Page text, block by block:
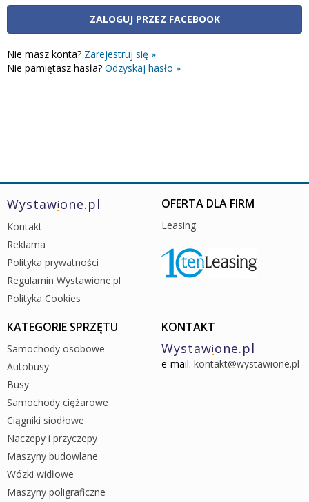
ZALOGUJ PRZEZ FACEBOOK
Nie masz konta? Zarejestruj się »
Nie pamiętasz hasła? Odzyskaj hasło »
Wystawione.pl
Kontakt
Reklama
Polityka prywatności
Regulamin Wystawione.pl
Polityka Cookies
OFERTA DLA FIRM
Leasing
KATEGORIE SPRZĘTU
Samochody osobowe
Autobusy
Busy
Samochody ciężarowe
Ciągniki siodłowe
Naczepy i przyczepy
Maszyny budowlane
Wózki widłowe
Maszyny poligraficzne
KONTAKT
Wystawione.pl
e-mail: kontakt@wystawione.pl